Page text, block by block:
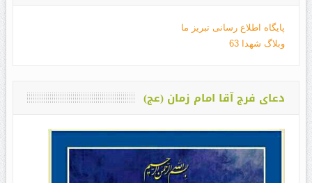
پایگاه اطلاع رسانی تبریز ما
وبلاگ شهدا 63
دعای فرج آقا امام زمان (عج)